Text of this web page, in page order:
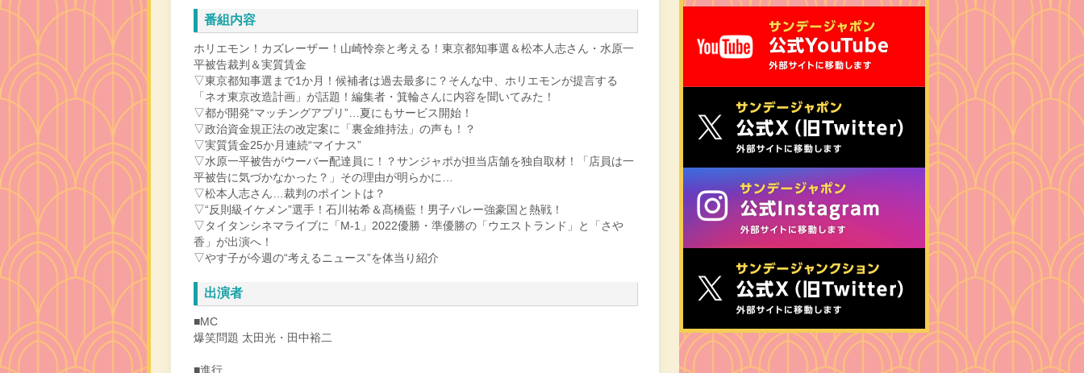
番組内容
ホリエモン！カズレーザー！山崎怜奈と考える！東京都知事選＆松本人志さん・水原一
平被告裁判＆実質賃金
▽東京都知事選まで1か月！候補者は過去最多に？そんな中、ホリエモンが提言する
「ネオ東京改造計画」が話題！編集者・箕輪さんに内容を聞いてみた！
▽都が開発“マッチングアプリ”…夏にもサービス開始！
▽政治資金規正法の改定案に「裏金維持法」の声も！？
▽実質賃金25か月連続“マイナス”
▽水原一平被告がウーバー配達員に！？サンジャポが担当店舗を独自取材！「店員は一
平被告に気づかなかった？」その理由が明らかに…
▽松本人志さん…裁判のポイントは？
▽“反則級イケメン”選手！石川祐希＆髙橋藍！男子バレー強豪国と熱戦！
▽タイタンシネマライブに「M-1」2022優勝・準優勝の「ウエストランド」と「さや
香」が出演へ！
▽やす子が今週の“考えるニュース”を体当り紹介
出演者
■MC
爆笑問題 太田光・田中裕二
■進行